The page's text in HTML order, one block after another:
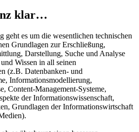
klar…
geht es um die wesentlichen technischen
Grundlagen zur Erschließung,
Darstellung, Suche und Analyse
Wissen in all seinen
(z.B. Datenbanken- und
Informationsmodellierung,
Content-Management-Systeme,
der Informationswissenschaft,
Grundlagen der Informationswirtschaft